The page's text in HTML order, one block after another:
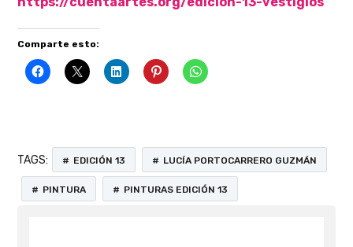
Comparte esto:
TAGS: EDICIÓN 13 LUCÍA PORTOCARRERO GUZMÁN
PINTURA PINTURAS EDICIÓN 13